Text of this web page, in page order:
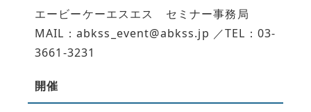
エービーケーエスエス セミナー事務局
MAIL：abkss_event@abkss.jp ／TEL：03-
3661-3231
開催